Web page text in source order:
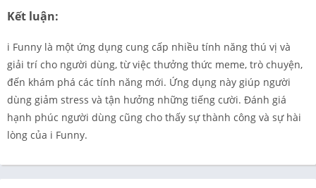
Kết luận:
i Funny là một ứng dụng cung cấp nhiều tính năng thú vị và
giải trí cho người dùng, từ việc thưởng thức meme, trò chuyện,
đến khám phá các tính năng mới. Ứng dụng này giúp người
dùng giảm stress và tận hưởng những tiếng cười. Đánh giá
hạnh phúc người dùng cũng cho thấy sự thành công và sự hài
lòng của i Funny.